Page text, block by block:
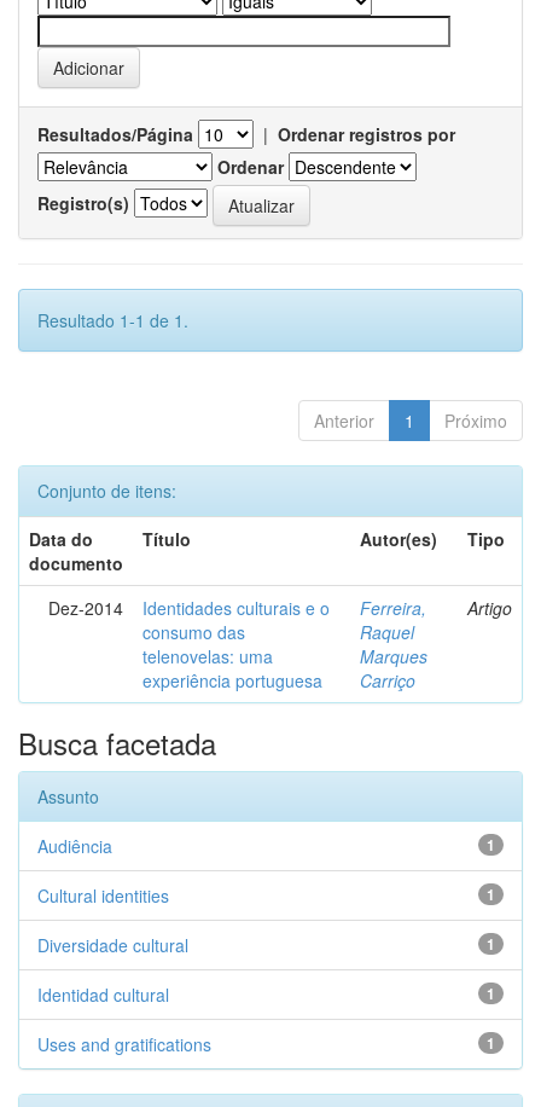
Resultados/Página | Ordenar registros por
Ordenar
Registro(s)
Resultado 1-1 de 1.
Anterior 1 Próximo
Conjunto de itens:
Data do
documento
Título Autor(es) Tipo
Dez-2014
Identidades culturais e o
consumo das
telenovelas: uma
experiência portuguesa
Ferreira,
Raquel
Marques
Carriço
Artigo
Busca facetada
Assunto
1
Audiência
1
Cultural identities
1
Diversidade cultural
1
Identidad cultural
1
Uses and gratifications